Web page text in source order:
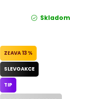
Skladom
13 %
SLEVOAKCE
TIP